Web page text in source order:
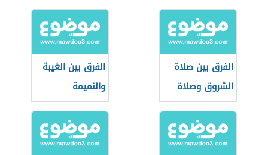
الفرق بين صلاة
الشروق وصلاة
الضحى
الفرق بين الغيبة
والنميمة